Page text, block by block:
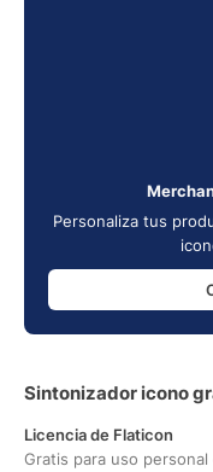
Personaliza tus
Sintonizador icono
Licencia de Flaticon
Gratis para uso